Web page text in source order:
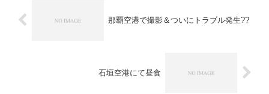
那覇空港で撮影＆ついにトラブル発生??
石垣空港にて昼食